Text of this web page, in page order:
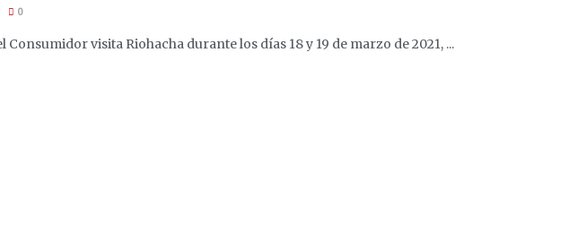
0
Consumidor visita Riohacha durante los días 18 y 19 de marzo de 2021, ...